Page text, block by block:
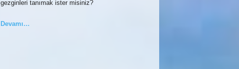
gezginleri tanımak ister misiniz?
Devamı…